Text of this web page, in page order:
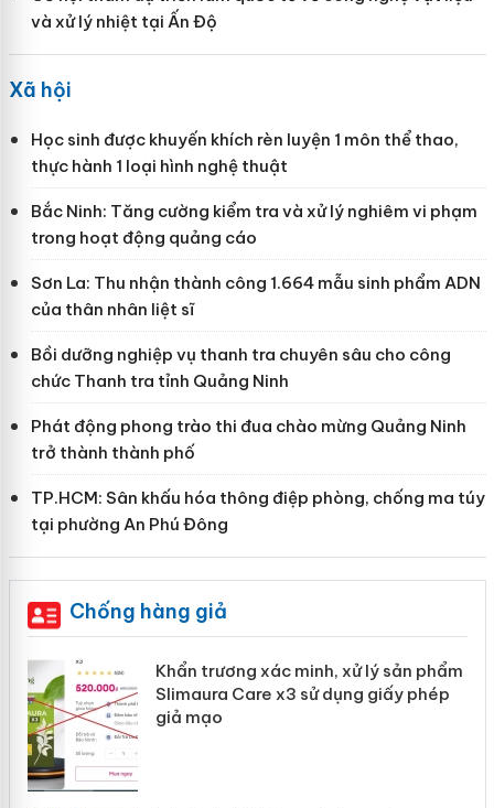
và xử lý nhiệt tại Ấn Độ
Xã hội
Học sinh được khuyến khích rèn luyện 1 môn thể thao,
thực hành 1 loại hình nghệ thuật
Bắc Ninh: Tăng cường kiểm tra và xử lý nghiêm vi phạm
trong hoạt động quảng cáo
Sơn La: Thu nhận thành công 1.664 mẫu sinh phẩm ADN
của thân nhân liệt sĩ
Bồi dưỡng nghiệp vụ thanh tra chuyên sâu cho công
chức Thanh tra tỉnh Quảng Ninh
Phát động phong trào thi đua chào mừng Quảng Ninh
trở thành thành phố
TP.HCM: Sân khấu hóa thông điệp phòng, chống ma túy
tại phường An Phú Đông
Chống hàng giả
Khẩn trương xác minh, xử lý sản phẩm
Slimaura Care x3 sử dụng giấy phép
giả mạo